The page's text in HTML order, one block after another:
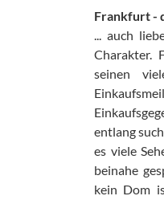
Frankfurt -
... auch
Charakter.
seinen
entlang
es viele
beinahe
kein Dom